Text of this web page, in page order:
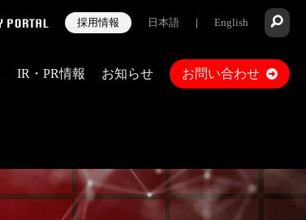
採用情報 日本語 | English
IR・PR情報 お知らせ お問い合わせ